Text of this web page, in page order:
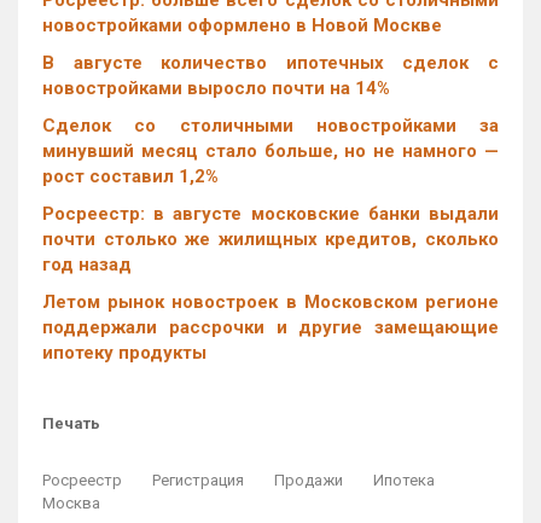
новостройками оформлено в Новой Москве
В августе количество ипотечных сделок с
новостройками выросло почти на 14%
Cделок со столичными новостройками за
минувший месяц стало больше, но не намного —
рост составил 1,2%
Росреестр: в августе московские банки выдали
почти столько же жилищных кредитов, сколько
год назад
Летом рынок новостроек в Московском регионе
поддержали рассрочки и другие замещающие
ипотеку продукты
Печать
Росреестр Регистрация Продажи
Ипотека
Москва